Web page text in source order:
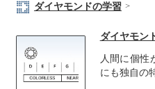
ダイヤモンドの学習
ダイヤモン
人間に個性
にも独自の